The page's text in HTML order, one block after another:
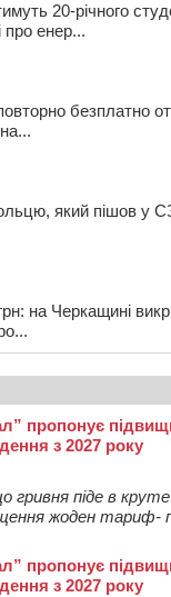
20-річного
енер...
безплатно
який пішов у
на Черкащині
пропонує
з 2027 року
гривня піде в
жоден тариф-
пропонує
з 2027 року